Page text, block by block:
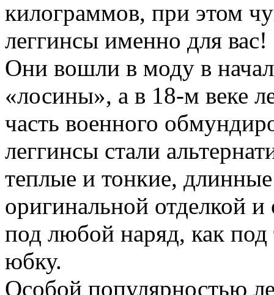
килограммов, при этом
леггинсы именно для вас!
Они вошли в моду в
«лосины», а в 18-м веке
часть военного
леггинсы стали
теплые и тонкие,
оригинальной отделкой
под любой наряд, как
юбку.
Особой популярностью